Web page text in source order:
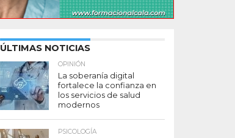
ÚLTIMAS NOTICIAS
OPINIÓN
La soberanía digital
fortalece la confianza en
los servicios de salud
modernos
PSICOLOGÍA